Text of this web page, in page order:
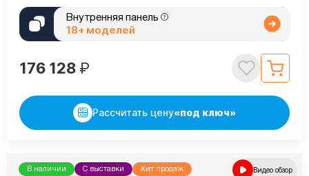
Внутренняя панель
18+ моделей
176 128 ₽
Рассчитать цену«под ключ»
В наличии С выставки Хит продаж Видео обзор